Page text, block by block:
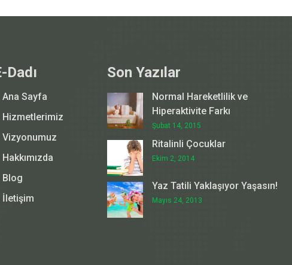
Dadı
Ana Sayfa
Hizmetlerimiz
Vizyonumuz
Hakkımızda
Blog
İletişim
Son Yazılar
Normal Hareketlilik ve
Hiperaktivite Farkı
Şubat 14, 2015
Ritalinli Çocuklar
Ekim 2, 2014
Yaz Tatili Yaklaşıyor Yaşasın!
Mayıs 24, 2013